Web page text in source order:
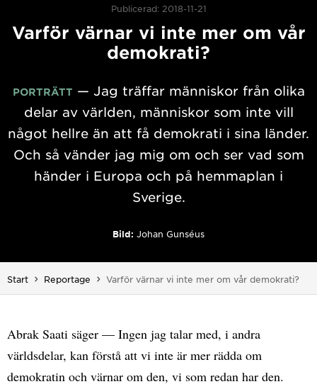
Publicerad: 2018-11-21
Varför värnar vi inte mer om vår
demokrati?
PORTRÄTT — Jag träffar människor från olika
delar av världen, människor som inte vill
något hellre än att få demokrati i sina länder.
Och så vänder jag mig om och ser vad som
händer i Europa och på hemmaplan i
Sverige.
Bild: Johan Gunséus
Start Reportage Du är här:
Varför värnar vi inte mer om vår demokrati?
Abrak Saati säger — Ingen jag talar med, i andra
världsdelar, kan förstå att vi inte är mer rädda om
demokratin och värnar om den, vi som redan har den.